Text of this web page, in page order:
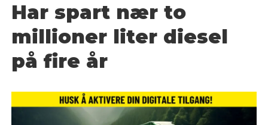
Har spart nær to
millioner liter diesel
på fire år